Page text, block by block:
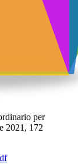
per
2021, 172